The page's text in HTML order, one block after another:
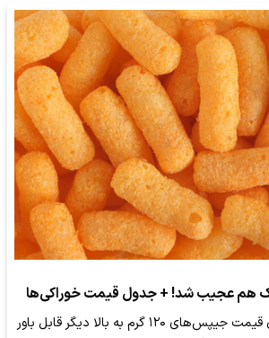
هم عجیب شد! + جدول قیمت خوراکی‌ها
برای بسیاری از خریداران قیمت جیپس‌های ۱۲۰ گرم به بالا دیگر قابل باور